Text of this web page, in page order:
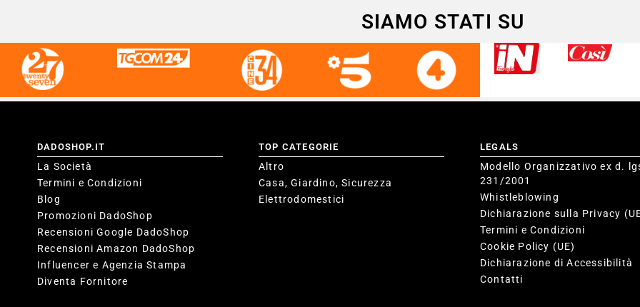
SIAMO STATI SU
DADOSHOP.IT
La Società
Termini e Condizioni
Blog
Promozioni DadoShop
Recensioni Google DadoShop
Recensioni Amazon DadoShop
Influencer e Agenzia Stampa
Diventa Fornitore
TOP CATEGORIE
Altro
Casa, Giardino, Sicurezza
Elettrodomestici
LEGALS
Modello Organizzativo ex d.
231/2001
Whistleblowing
Dichiarazione sulla Privacy
Termini e Condizioni
Cookie Policy (UE)
Dichiarazione di Accessibilità
Contatti